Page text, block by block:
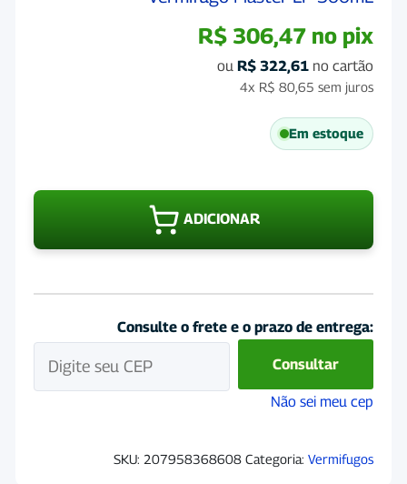
R$ 306,47 no pix
ou R$ 322,61 no cartão
4x R$ 80,65 sem juros
Em estoque
ADICIONAR
Consulte o frete e o prazo de entrega:
Consultar
Não sei meu cep
SKU: 207958368608 Categoria: Vermifugos